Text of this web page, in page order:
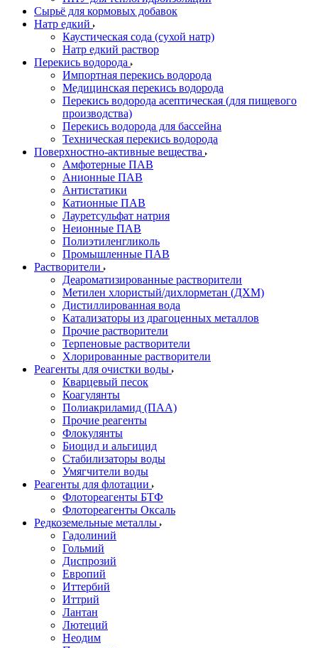
Сырьё для кормовых добавок
Натр едкий
Каустическая сода (сухой натр)
Натр едкий раствор
Перекись водорода
Импортная перекись водорода
Медицинская перекись водорода
Перекись водорода асептическая (для пищевого
производства)
Перекись водорода для бассейна
Техническая перекись водорода
Поверхностно-активные вещества
Амфотерные ПАВ
Анионные ПАВ
Антистатики
Катионные ПАВ
Лауретсульфат натрия
Неионные ПАВ
Полиэтиленгликоль
Промышленные ПАВ
Растворители
Деароматизированные растворители
Метилен хлористый/дихлорметан (ДХМ)
Дистиллированная вода
Катализаторы из драгоценных металлов
Прочие растворители
Терпеновые растворители
Хлорированные растворители
Реагенты для очистки воды
Кварцевый песок
Коагулянты
Полиакриламид (ПАА)
Прочие реагенты
Флокулянты
Биоцид и альгицид
Стабилизаторы воды
Умягчители воды
Реагенты для флотации
Флотореагенты БТФ
Флотореагенты Оксаль
Редкоземельные металлы
Гадолиний
Гольмий
Диспрозий
Европий
Иттербий
Иттрий
Лантан
Лютеций
Неодим